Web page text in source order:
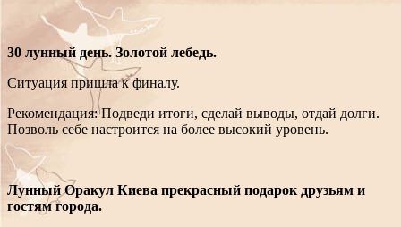
30 лунный день. Золотой лебедь.
Ситуация пришла к финалу.
Рекомендация: Подведи итоги, сделай выводы, отдай долги.
Позволь себе настроится на более высокий уровень.
Лунный Оракул Киева прекрасный подарок друзьям и
гостям города.